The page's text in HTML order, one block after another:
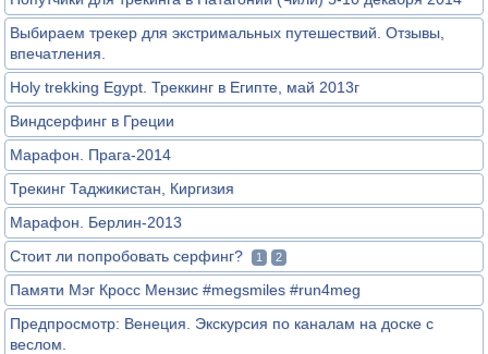
Выбираем трекер для экстримальных путешествий. Отзывы,
впечатления.
Holy trekking Egypt. Треккинг в Египте, май 2013г
Виндсерфинг в Греции
Марафон. Прага-2014
Трекинг Таджикистан, Киргизия
Марафон. Берлин-2013
Стоит ли попробовать серфинг?
1 2
Памяти Мэг Кросс Мензис #megsmiles #run4meg
Предпросмотр: Венеция. Экскурсия по каналам на доске с
веслом.